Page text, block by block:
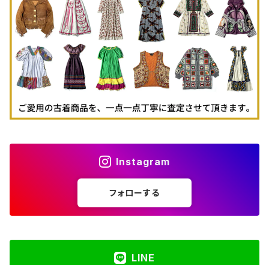
古着パーカー
古着タンクトップ
Instagram
フォローする
LINE